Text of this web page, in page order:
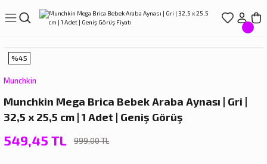
Geri Dön
Geri Dön
Suluklar
Geri Dön
Setleri
Geri Dön
Geri Dön
%45
Munchkin
Munchkin Mega Brica Bebek Araba Aynası | Gri |
32,5 x 25,5 cm | 1 Adet | Geniş Görüş
549,45 TL 999,00 TL